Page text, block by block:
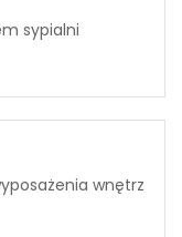
sypialni
wnętrz